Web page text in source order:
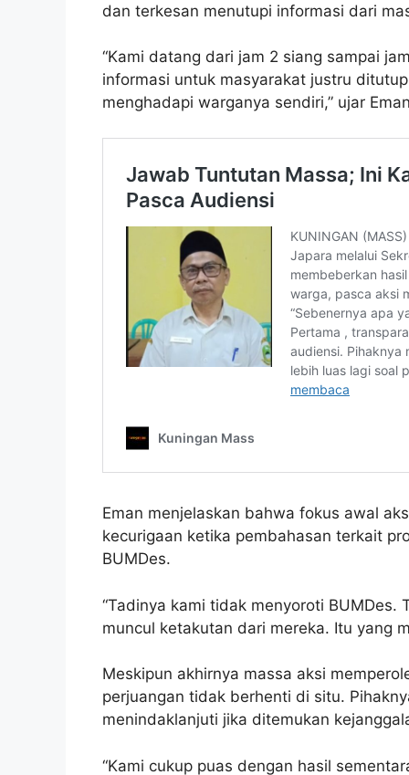
dan terkesan menutupi informasi dari
“Kami datang dari jam 2 siang sampai
informasi untuk masyarakat justru
menghadapi warganya sendiri,” ujar
Eman menjelaskan bahwa fokus awal
kecurigaan ketika pembahasan terkait
BUMDes.
“Tadinya kami tidak menyoroti
muncul ketakutan dari mereka. Itu yang
Meskipun akhirnya massa aksi
perjuangan tidak berhenti di situ.
menindaklanjuti jika ditemukan
“Kami cukup puas dengan hasil